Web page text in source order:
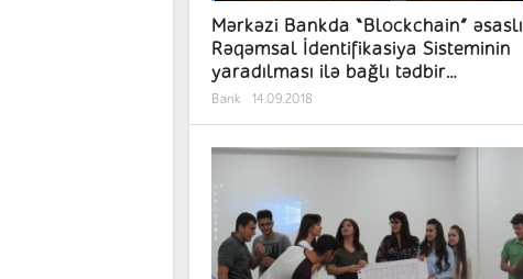
Mərkəzi Bankda “Blockchain” əsaslı
Rəqəmsal İdentifikasiya Sisteminin
yaradılması ilə bağlı tədbir
keçirilmişdir
Bank 14.09.2018